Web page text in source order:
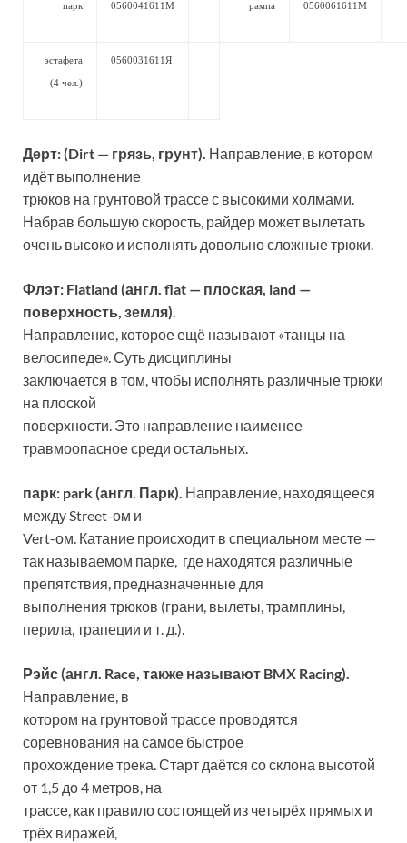
парк 0560041611М рампа 0560061611М
эстафета
(4 чел.)
0560031611Я
Дерт: (Dirt — грязь, грунт). Направление, в котором
идёт выполнение
трюков на грунтовой трассе с высокими холмами.
Набрав большую скорость, райдер может вылетать
очень высоко и исполнять довольно сложные трюки.
Флэт: Flatland (англ. flat — плоская, land —
поверхность, земля).
Направление, которое ещё называют «танцы на
велосипеде». Суть дисциплины
заключается в том, чтобы исполнять различные трюки
на плоской
поверхности. Это направление наименее
травмоопасное среди остальных.
парк: park (англ. Парк). Направление, находящееся
между Street-ом и
Vert-ом. Катание происходит в специальном месте —
так называемом парке, где находятся различные
препятствия, предназначенные для
выполнения трюков (грани, вылеты, трамплины,
перила, трапеции и т. д.).
Рэйс (англ. Race, также называют BMX Racing).
Направление, в
котором на грунтовой трассе проводятся
соревнования на самое быстрое
прохождение трека. Старт даётся со склона высотой
от 1,5 до 4 метров, на
трассе, как правило состоящей из четырёх прямых и
трёх виражей,